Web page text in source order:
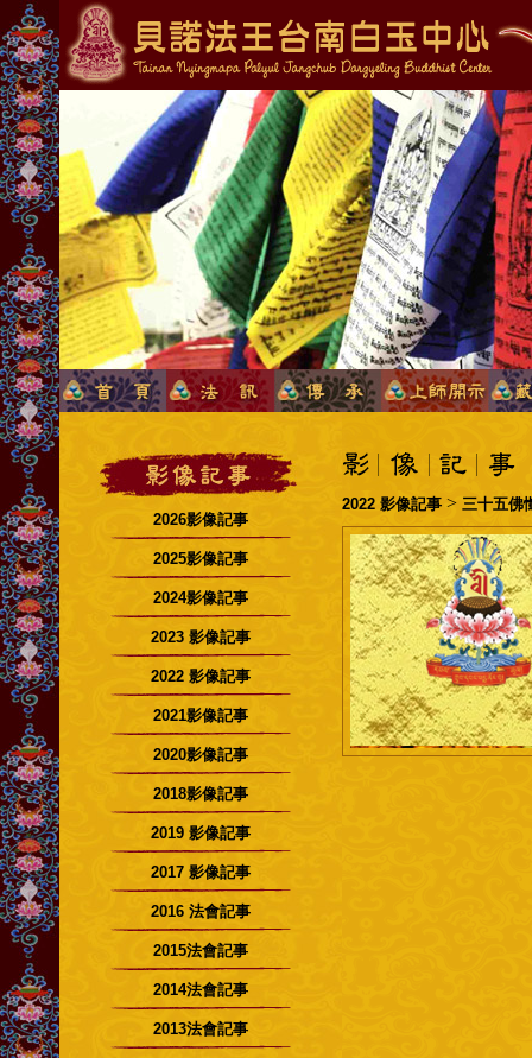
2026影像記事
2025影像記事
2024影像記事
2023 影像記事
2022 影像記事
2021影像記事
2020影像記事
2018影像記事
2019 影像記事
2017 影像記事
2016 法會記事
2015法會記事
2014法會記事
2013法會記事
2022 影像記事 > 三十五佛